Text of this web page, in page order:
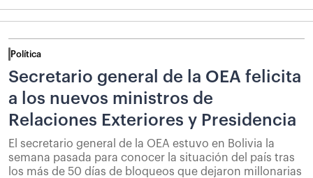
Política
Secretario general de la OEA felicita
a los nuevos ministros de
Relaciones Exteriores y Presidencia
El secretario general de la OEA estuvo en Bolivia la
semana pasada para conocer la situación del país tras
los más de 50 días de bloqueos que dejaron millonarias